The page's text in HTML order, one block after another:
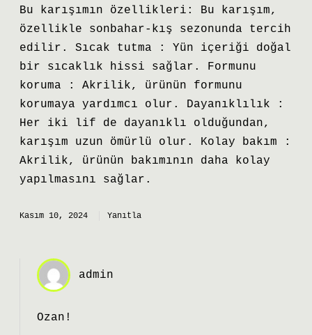
Bu karışımın özellikleri: Bu karışım,
özellikle sonbahar-kış sezonunda tercih
edilir. Sıcak tutma : Yün içeriği doğal
bir sıcaklık hissi sağlar. Formunu
koruma : Akrilik, ürünün formunu
korumaya yardımcı olur. Dayanıklılık :
Her iki lif de dayanıklı olduğundan,
karışım uzun ömürlü olur. Kolay bakım :
Akrilik, ürünün bakımının daha kolay
yapılmasını sağlar.
Kasım 10, 2024 Yanıtla
admin
Ozan!